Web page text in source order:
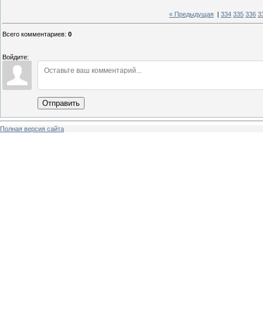
« Предыдущая 334 335 336
Всего комментариев: 0
Войдите:
Отправить
Полная версия сайта